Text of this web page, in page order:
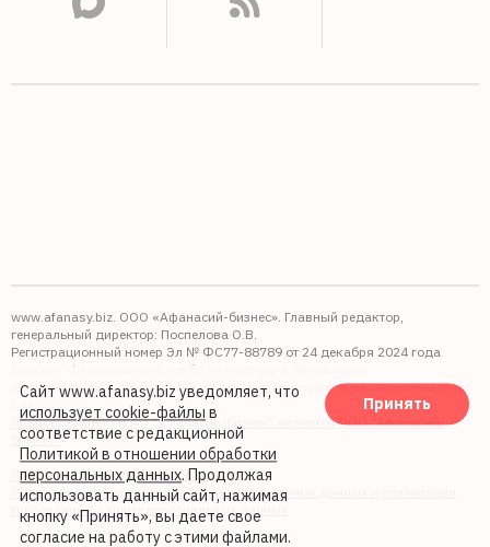
www.afanasy.biz. ООО «Афанасий-бизнес». Главный редактор,
генеральный директор: Поспелова О.В.
Регистрационный номер Эл № ФС77-88789 от 24 декабря 2024 года
Выдано: Федеральная служба по надзору в сфере связи,
информационных технологий и массовых коммуникаций (Роскомнадзор).
Правопреемником АО "Афанасий-бизнес" является ООО "Афанасий-
бизнес"
Политика обработки файлов cookie
Политика в отношении обработки персональных данных и реализации
требований к защите персональных данных
Сайт www.afanasy.biz уведомляет, что
использует cookie-файлы в
соответствие с редакционной
Политикой в отношении обработки
персональных данных. Продолжая
использовать данный сайт, нажимая
кнопку «Принять», вы даете свое
согласие на работу с этими файлами.
Принять